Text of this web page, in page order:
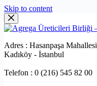
Skip to content
Adres : Hasanpaşa
Kadıköy - İstanbul
Telefon : 0 (216) 545 82 00